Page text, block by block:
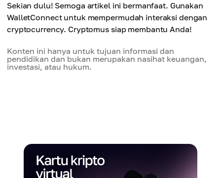
Sekian dulu! Semoga artikel ini bermanfaat. Gunakan
WalletConnect untuk mempermudah interaksi dengan
cryptocurrency. Cryptomus siap membantu Anda!
Konten ini hanya untuk tujuan informasi dan
pendidikan dan bukan merupakan nasihat keuangan,
investasi, atau hukum.